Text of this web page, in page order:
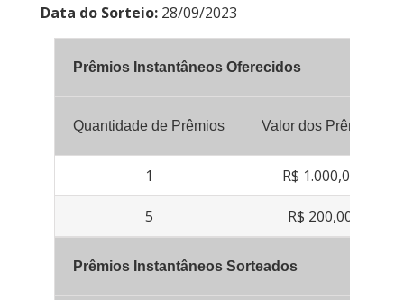
Data do Sorteio: 28/09/2023
Prêmios Instantâneos Oferecidos
Quantidade de Prêmios Valor dos Prêmios
1 R$ 1.000,00
5 R$ 200,00
Prêmios Instantâneos Sorteados